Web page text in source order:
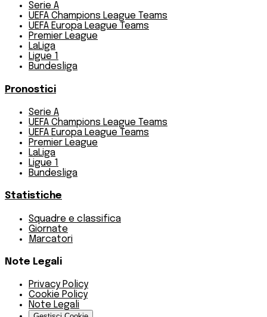
Serie A
UEFA Champions League Teams
UEFA Europa League Teams
Premier League
LaLiga
Ligue 1
Bundesliga
Pronostici
Serie A
UEFA Champions League Teams
UEFA Europa League Teams
Premier League
LaLiga
Ligue 1
Bundesliga
Statistiche
Squadre e classifica
Giornate
Marcatori
Note Legali
Privacy Policy
Cookie Policy
Note Legali